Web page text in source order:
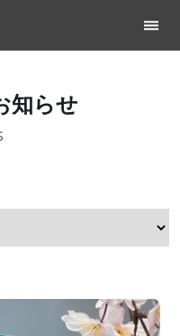
知らせ